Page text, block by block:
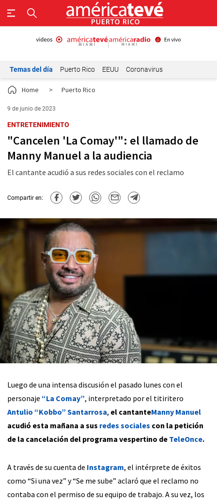
Temas del día Puerto Rico EEUU Coronavirus
Home > Puerto Rico
9 de junio de 2023
ENTRETENIMIENTO
"Cancelen 'La Comay'": el llamado de
Manny Manuel a la audiencia
El cantante acudió a sus redes sociales con el reclamo
Compartir en:
Luego de una intensa discusión el pasado lunes con el
personaje “La Comay”, interpretado por el titiritero
Antulio “Kobbo” Santarrosa, el cantanteManny Manuel
acudió esta mañana a sus redes sociales con la petición
de la cancelación del programa vespertino de TeleOnce.
A través de su cuenta de Instagram, el intérprete de éxitos
como “Si una vez” y “Se me sube” aclaró que el reclamo no
contaba con el permiso de su equipo de trabajo. A su vez, los